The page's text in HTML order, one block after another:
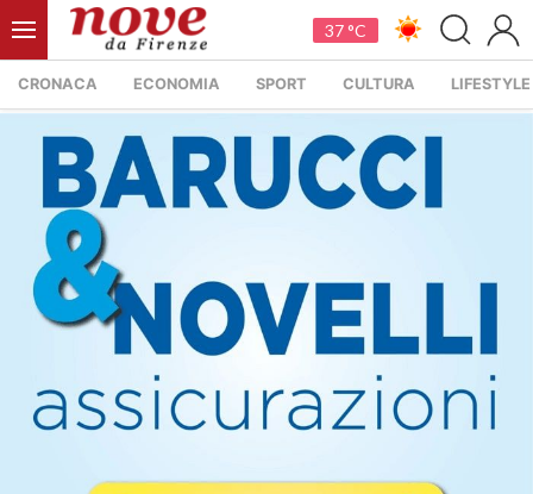
37 °C
CRONACA ECONOMIA SPORT CULTURA LIFESTYLE